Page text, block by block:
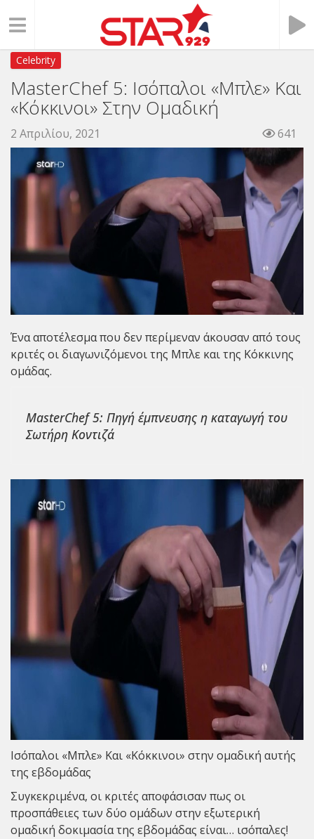
Celebrity
MasterChef 5: Ισόπαλοι «Μπλε» Και
«Κόκκινοι» Στην Ομαδική
2 Απριλίου, 2021 641
Ένα αποτέλεσμα που δεν περίμεναν άκουσαν από τους
κριτές οι διαγωνιζόμενοι της Μπλε και της Κόκκινης
ομάδας.
MasterChef 5: Πηγή έμπνευσης η καταγωγή του
Σωτήρη Κοντιζά
Ισόπαλοι «Μπλε» Και «Κόκκινοι» στην ομαδική αυτής
της εβδομάδας
Συγκεκριμένα, οι κριτές αποφάσισαν πως οι
προσπάθειες των δύο ομάδων στην εξωτερική
ομαδική δοκιμασία της εβδομάδας είναι… ισόπαλες!